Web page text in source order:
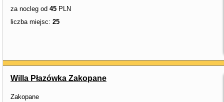
za nocleg od 45 PLN
liczba miejsc: 25
Willa Płazówka Zakopane
Zakopane